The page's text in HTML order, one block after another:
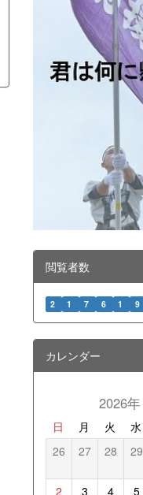
閲覧者数
2 1 7 6 1 9
カレンダー
2026年
日 月 火 水
26 27 28 29
2 3 4 5